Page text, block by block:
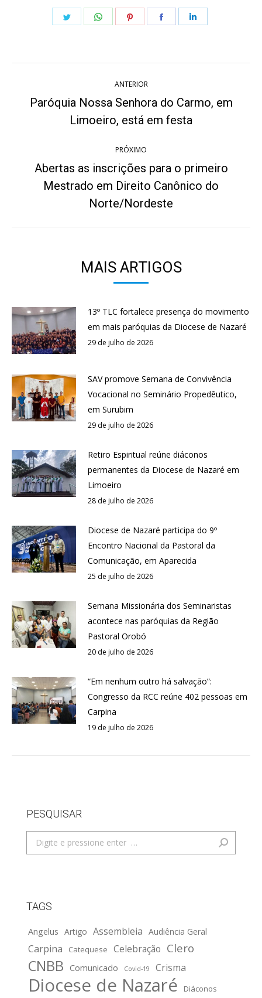
Share
Share
Share
Share
ANTERIOR
Post
anterior:
Paróquia Nossa Senhora do Carmo, em
Limoeiro, está em festa
PRÓXIMO
Próximo
post:
Abertas as inscrições para o primeiro
Mestrado em Direito Canônico do
Norte/Nordeste
MAIS ARTIGOS
13º TLC fortalece presença do movimento
em mais paróquias da Diocese de Nazaré
29 de julho de 2026
SAV promove Semana de Convivência
Vocacional no Seminário Propedêutico,
em Surubim
29 de julho de 2026
Retiro Espiritual reúne diáconos
permanentes da Diocese de Nazaré em
Limoeiro
28 de julho de 2026
Diocese de Nazaré participa do 9º
Encontro Nacional da Pastoral da
Comunicação, em Aparecida
25 de julho de 2026
Semana Missionária dos Seminaristas
acontece nas paróquias da Região
Pastoral Orobó
20 de julho de 2026
“Em nenhum outro há salvação”:
Congresso da RCC reúne 402 pessoas em
Carpina
19 de julho de 2026
PESQUISAR
Search:
TAGS
Angelus Artigo Assembleia Audiência Geral
Carpina Catequese Celebração Clero
CNBB Comunicado Covid-19 Crisma
Diocese de Nazaré
Diáconos